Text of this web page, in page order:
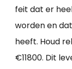
feit dat er
worden en
heeft. Houd
€11800. Dit